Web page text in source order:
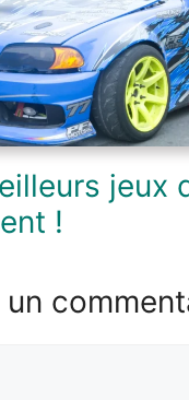
jeux
!
un